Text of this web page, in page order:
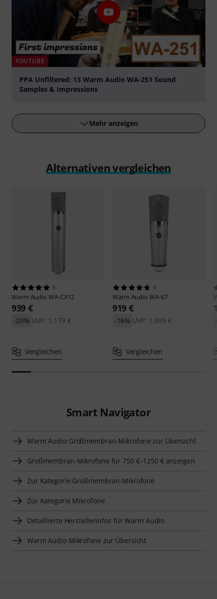
YOUTUBE
PPA Unfiltered: 13 Warm Audio WA-251 Sound
Samples & Impressions
Mehr anzeigen
Alternativen vergleichen
9
Warm Audio WA-CX12
939 €
UVP: 1.179 €
-20%
Vergleichen
6
Warm Audio WA-67
919 €
UVP: 1.099 €
-16%
Vergleichen
Smart Navigator
Warm Audio Großmembran-Mikrofone zur Übersicht
Großmembran-Mikrofone für 750 €–1250 € anzeigen
Zur Kategorie Großmembran-Mikrofone
Zur Kategorie Mikrofone
Detaillierte Herstellerinfos für Warm Audio
Warm Audio Mikrofone zur Übersicht